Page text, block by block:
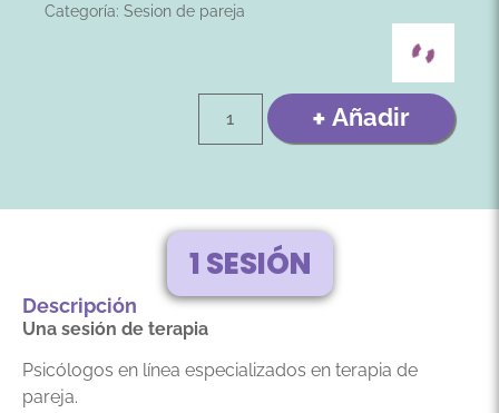
Categoría: Sesion de pareja
Añadir
1 SESIÓN
Descripción
Una sesión de terapia
Psicólogos en línea especializados en terapia de
pareja.